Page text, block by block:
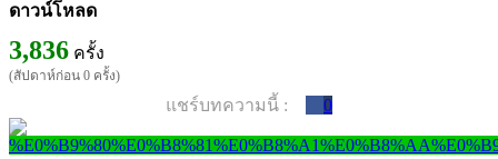
ดาวน์โหลด
3,836 ครั้ง
(สัปดาห์ก่อน 0 ครั้ง)
แชร์บทความนี้ : 0